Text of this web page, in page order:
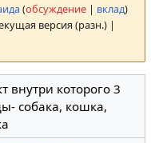
(обсуждение| вклад)
версия (разн.) |
внутри которого 3
собака, кошка,